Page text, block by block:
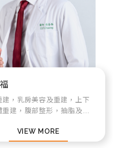
建，乳房美容及重建，上下
重建，腹部整形，抽脂及自
VIEW MORE